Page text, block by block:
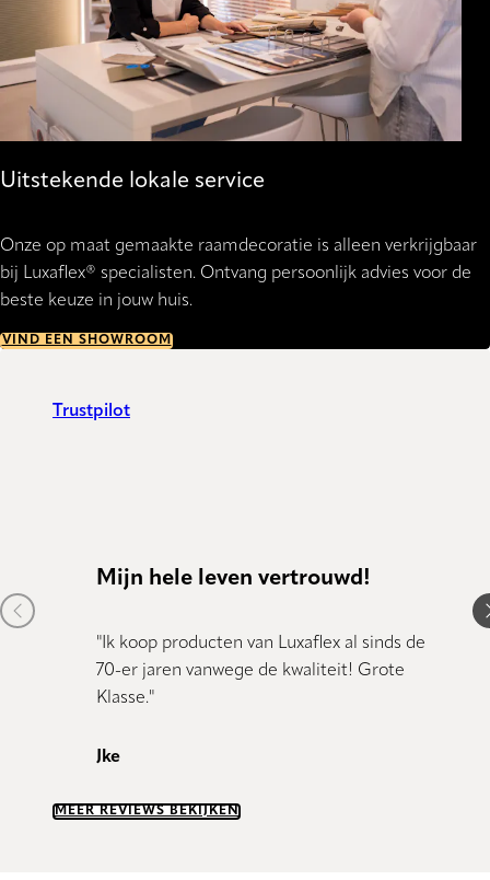
Uitstekende lokale service
Onze op maat gemaakte raamdecoratie is alleen verkrijgbaar
bij Luxaflex® specialisten. Ontvang persoonlijk advies voor de
beste keuze in jouw huis.
VIND EEN SHOWROOM
Trustpilot
Mijn hele leven vertrouwd!
"Ik koop producten van Luxaflex al sinds de
70-er jaren vanwege de kwaliteit! Grote
Klasse."
Jke
MEER REVIEWS BEKIJKEN
Previous item